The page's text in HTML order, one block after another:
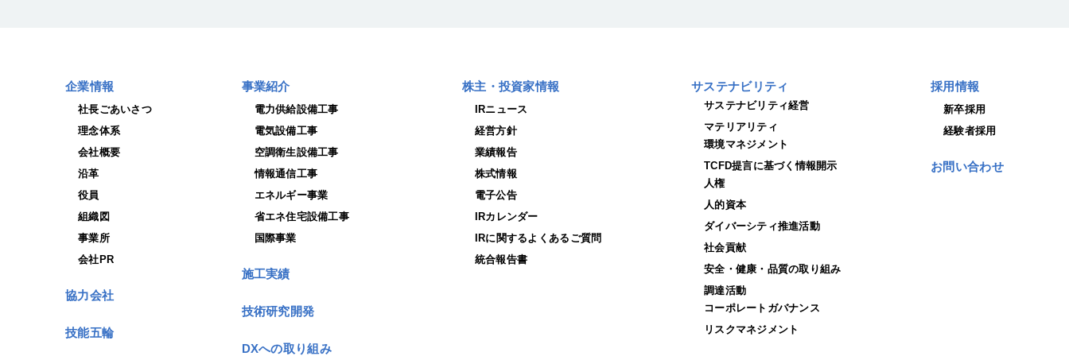
企業情報
社長ごあいさつ
理念体系
会社概要
沿革
役員
組織図
事業所
会社PR
協力会社
技能五輪
事業紹介
電力供給設備工事
電気設備工事
空調衛生設備工事
情報通信工事
エネルギー事業
省エネ住宅設備工事
国際事業
施工実績
技術研究開発
DXへの取り組み
株主・投資家情報
IRニュース
経営方針
業績報告
株式情報
電子公告
IRカレンダー
IRに関するよくあるご質問
統合報告書
サステナビリティ
サステナビリティ経営
マテリアリティ
環境マネジメント
TCFD提言に基づく情報開示
人権
人的資本
ダイバーシティ推進活動
社会貢献
安全・健康・品質の取り組み
調達活動
コーポレートガバナンス
リスクマネジメント
採用情報
新卒採用
経験者採用
お問い合わせ